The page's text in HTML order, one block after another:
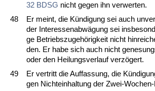
32 BDSG nicht ge­gen ihn ver­wer­ten.
48
Er meint, die Kündi­gung sei auch
der In­ter­es­sen­abwägung sei
ge Be­triebs­zu­gehörig­keit nicht
den. Er ha­be sich auch nicht
oder den Hei­lungs­ver­lauf verzögert.
49
Er ver­tritt die Auf­fas­sung, die
gen Nicht­ein­hal­tung der Zwei-